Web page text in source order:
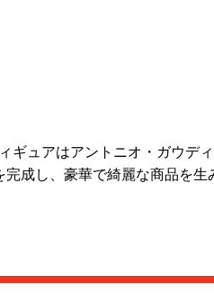
ギュアはアントニオ・ガウデ
成し、豪華で綺麗な商品を生